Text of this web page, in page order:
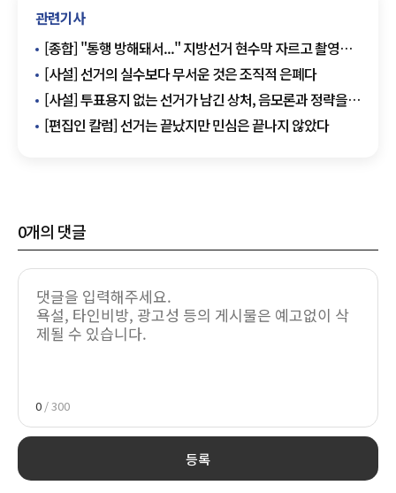
관련기사
[종합] "통행 방해돼서..." 지방선거 현수막 자르고 촬영
시민에 야구방망이 휘두른 50대 징역 2년
[사설] 선거의 실수보다 무서운 것은 조직적 은폐다
[사설] 투표용지 없는 선거가 남긴 상처, 음모론과 정략을
넘어 시스템 개혁이 먼저다
[편집인 칼럼] 선거는 끝났지만 민심은 끝나지 않았다
0개의 댓글
0 / 300
등록